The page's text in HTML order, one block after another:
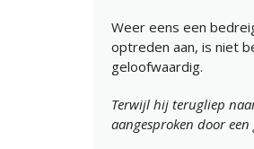
Weer eens een
optreden aan, is niet
geloofwaardig.
Terwijl hij terugliep
aangesproken door een